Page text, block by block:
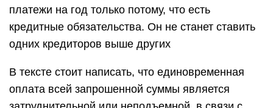
платежи на год только потому, что есть
кредитные обязательства. Он не станет ставить
одних кредиторов выше других
В тексте стоит написать, что единовременная
оплата всей запрошенной суммы является